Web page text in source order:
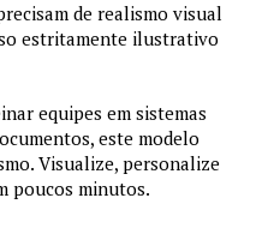
de realismo visual
estritamente ilustrativo
equipes em sistemas
este modelo
Visualize, personalize
poucos minutos.